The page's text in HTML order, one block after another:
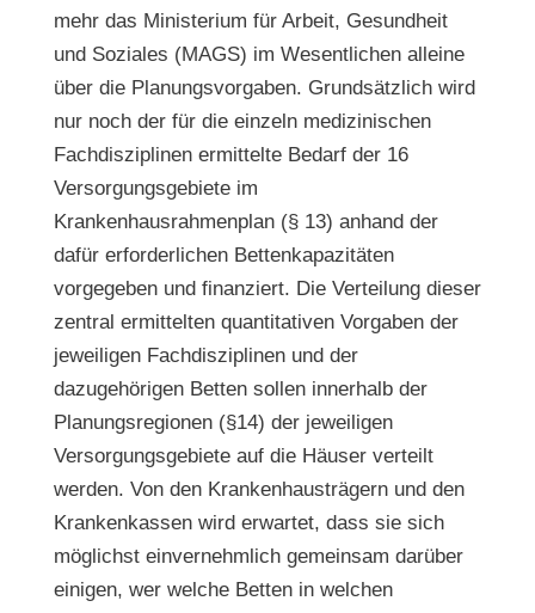
mehr das Ministerium für Arbeit, Gesundheit
und Soziales (MAGS) im Wesentlichen alleine
über die Planungsvorgaben. Grundsätzlich wird
nur noch der für die einzeln medizinischen
Fachdisziplinen ermittelte Bedarf der 16
Versorgungsgebiete im
Krankenhausrahmenplan (§ 13) anhand der
dafür erforderlichen Bettenkapazitäten
vorgegeben und finanziert. Die Verteilung dieser
zentral ermittelten quantitativen Vorgaben der
jeweiligen Fachdisziplinen und der
dazugehörigen Betten sollen innerhalb der
Planungsregionen (§14) der jeweiligen
Versorgungsgebiete auf die Häuser verteilt
werden. Von den Krankenhausträgern und den
Krankenkassen wird erwartet, dass sie sich
möglichst einvernehmlich gemeinsam darüber
einigen, wer welche Betten in welchen